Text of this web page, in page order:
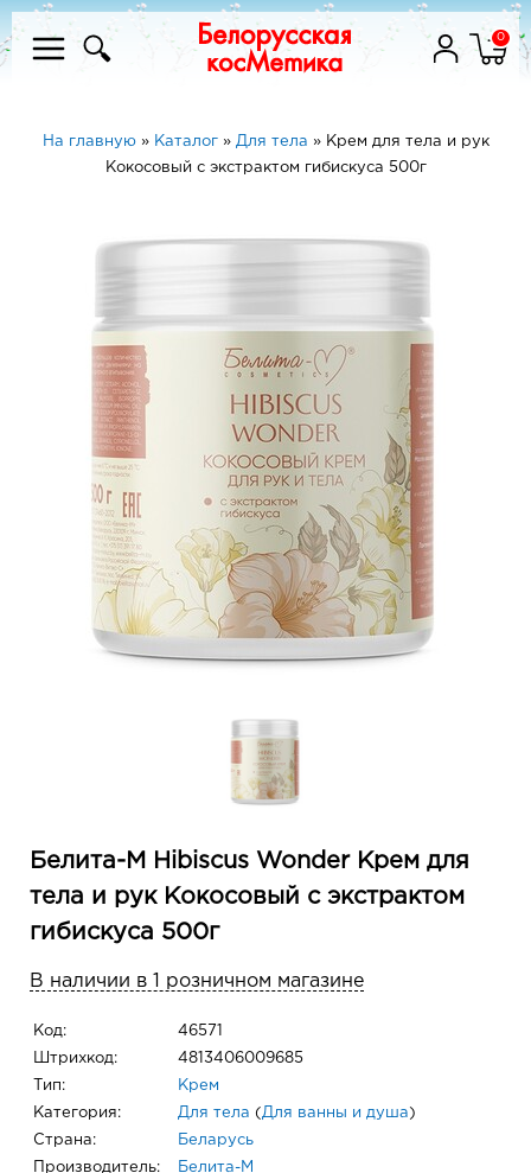
0
На главную» Каталог» Для тела » Крем для тела и рук
Кокосовый с экстрактом гибискуса 500г
Белита-М Hibiscus Wonder Крем для
тела и рук Кокосовый с экстрактом
гибискуса 500г
В наличии в 1 розничном магазине
Код: 46571
Штрихкод: 4813406009685
Тип: Крем
Категория: Для тела ( Для ванны и душа )
Страна: Беларусь
Производитель: Белита-М